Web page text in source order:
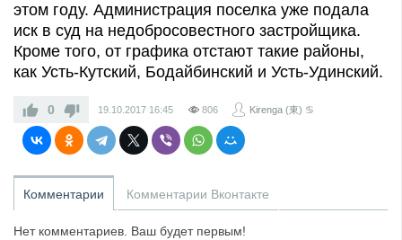
этом году. Администрация поселка уже подала
иск в суд на недобросовестного застройщика.
Кроме того, от графика отстают такие районы,
как Усть-Кутский, Бодайбинский и Усть-Удинский.
0 19.10.2017 16:45 806 Kirenga (東) ♋
Комментарии Комментарии Вконтакте
Нет комментариев. Ваш будет первым!